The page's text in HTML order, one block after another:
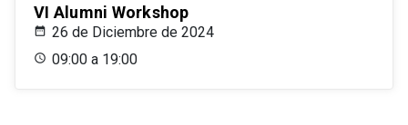
VI Alumni Workshop
26 de Diciembre de 2024
09:00 a 19:00